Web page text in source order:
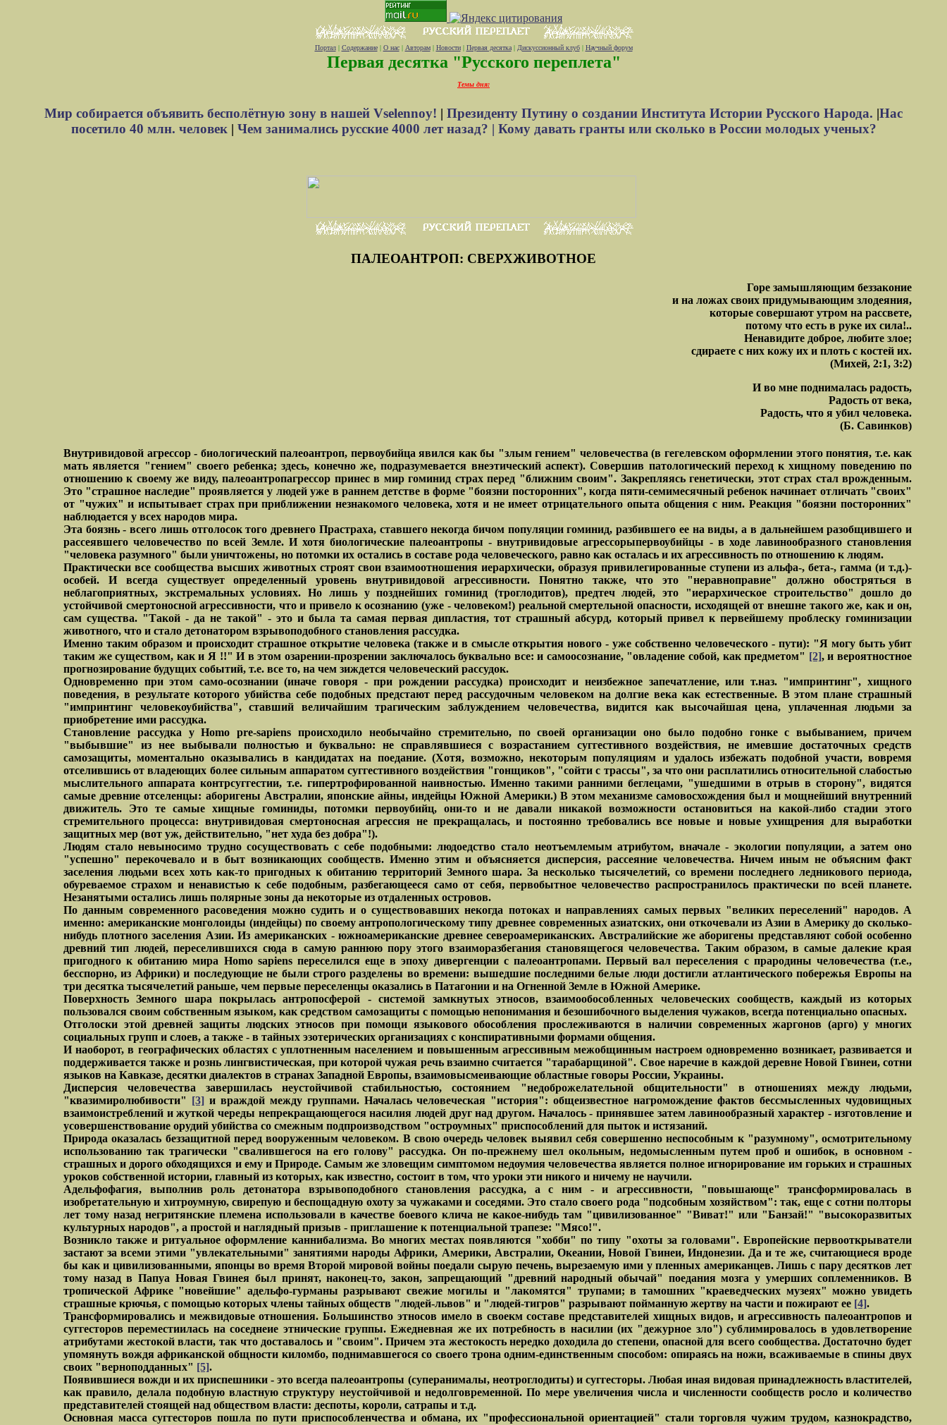
Портал| Содержание| О нас| Авторам| Новости| Первая десятка| Дискуссионный клуб| Научный форум
Первая десятка "Русского переплета"
Темы дня:
Мир собирается объявить бесполётную зону в нашей Vselennoy! | Президенту Путину о создании Института Истории Русского Народа. |Нас
посетило 40 млн. человек| Чем занимались русские 4000 лет назад? | Кому давать гранты или сколько в России молодых ученых?
ПАЛЕОАНТРОП: СВЕРХЖИВОТНОЕ
Горе замышляющим беззаконие
и на ложах своих придумывающим злодеяния,
которые совершают утром на рассвете,
потому что есть в руке их сила!..
Ненавидите доброе, любите злое;
сдираете с них кожу их и плоть с костей их.
(Михей, 2:1, 3:2)
И во мне поднималась радость,
Радость от века,
Радость, что я убил человека.
(Б. Савинков)
Внутривидовой агрессор - биологический палеоантроп, первоубийца явился как бы "злым гением" человечества (в гегелевском оформлении этого понятия, т.е. как
мать является "гением" своего ребенка; здесь, конечно же, подразумевается внеэтический аспект). Совершив патологический переход к хищному поведению по
отношению к своему же виду, палеоантропагрессор принес в мир гоминид страх перед "ближним своим". Закрепляясь генетически, этот страх стал врожденным.
Это "страшное наследие" проявляется у людей уже в раннем детстве в форме "боязни посторонних", когда пяти-семимесячный ребенок начинает отличать "своих"
от "чужих" и испытывает страх при приближении незнакомого человека, хотя и не имеет отрицательного опыта общения с ним. Реакция "боязни посторонних"
наблюдается у всех народов мира.
Эта боязнь - всего лишь отголосок того древнего Прастраха, ставшего некогда бичом популяции гоминид, разбившего ее на виды, а в дальнейшем разобщившего и
рассеявшего человечество по всей Земле. И хотя биологические палеоантропы - внутривидовые агрессорыпервоубийцы - в ходе лавинообразного становления
"человека разумного" были уничтожены, но потомки их остались в составе рода человеческого, равно как осталась и их агрессивность по отношению к людям.
Практически все сообщества высших животных строят свои взаимоотношения иерархически, образуя привилегированные ступени из альфа-, бета-, гамма (и т.д.)-
особей. И всегда существует определенный уровень внутривидовой агрессивности. Понятно также, что это "неравноправие" должно обостряться в
неблагоприятных, экстремальных условиях. Но лишь у позднейших гоминид (троглодитов), предтеч людей, это "иерархическое строительство" дошло до
устойчивой смертоносной агрессивности, что и привело к осознанию (уже - человеком!) реальной смертельной опасности, исходящей от внешне такого же, как и он,
сам существа. "Такой - да не такой" - это и была та самая первая дипластия, тот страшный абсурд, который привел к первейшему проблеску гоминизации
животного, что и стало детонатором взрывоподобного становления рассудка.
Именно таким образом и происходит страшное открытие человека (также и в смысле открытия нового - уже собственно человеческого - пути): "Я могу быть убит
таким же существом, как и Я !!" И в этом озарении-прозрении заключалось буквально все: и самоосознание, "овладение собой, как предметом" [2], и вероятностное
прогнозирование будущих событий, т.е. все то, на чем зиждется человеческий рассудок.
Одновременно при этом само-осознании (иначе говоря - при рождении рассудка) происходит и неизбежное запечатление, или т.наз. "импринтинг", хищного
поведения, в результате которого убийства себе подобных предстают перед рассудочным человеком на долгие века как естественные. В этом плане страшный
"импринтинг человекоубийства", ставший величайшим трагическим заблуждением человечества, видится как высочайшая цена, уплаченная людьми за
приобретение ими рассудка.
Становление рассудка у Homo pre-sapiens происходило необычайно стремительно, по своей организации оно было подобно гонке с выбыванием, причем
"выбывшие" из нее выбывали полностью и буквально: не справлявшиеся с возрастанием суггестивного воздействия, не имевшие достаточных средств
самозащиты, моментально оказывались в кандидатах на поедание. (Хотя, возможно, некоторым популяциям и удалось избежать подобной участи, вовремя
отселившись от владеющих более сильным аппаратом суггестивного воздействия "гонщиков", "сойти с трассы", за что они расплатились относительной слабостью
мыслительного аппарата контрсуггестии, т.е. гипертрофированной наивностью. Именно такими ранними беглецами, "ушедшими в отрыв в сторону", видятся
самые древние отселенцы: аборигены Австралии, японские айны, индейцы Южной Америки.) В этом механизме самовосхождения был и мощнейший внутренний
движитель. Это те самые хищные гоминиды, потомки первоубийц, они-то и не давали никакой возможности остановиться на какой-либо стадии этого
стремительного процесса: внутривидовая смертоносная агрессия не прекращалась, и постоянно требовались все новые и новые ухищрения для выработки
защитных мер (вот уж, действительно, "нет худа без добра"!).
Людям стало невыносимо трудно сосуществовать с себе подобными: людоедство стало неотъемлемым атрибутом, вначале - экологии популяции, а затем оно
"успешно" перекочевало и в быт возникающих сообществ. Именно этим и объясняется дисперсия, рассеяние человечества. Ничем иным не объясним факт
заселения людьми всех хоть как-то пригодных к обитанию территорий Земного шара. За несколько тысячелетий, со времени последнего ледникового периода,
обуреваемое страхом и ненавистью к себе подобным, разбегающееся само от себя, первобытное человечество распространилось практически по всей планете.
Незанятыми остались лишь полярные зоны да некоторые из отдаленных островов.
По данным современного расоведения можно судить и о существовавших некогда потоках и направлениях самых первых "великих переселений" народов. А
именно: американские монголоиды (индейцы) по своему антропологическому типу древнее современных азиатских, они откочевали из Азии в Америку до сколько-
нибудь плотного заселения Азии. Из американских - южноамериканские древнее североамериканских. Австралийские же аборигены представляют собой особенно
древний тип людей, переселившихся сюда в самую раннюю пору этого взаиморазбегания становящегося человечества. Таким образом, в самые далекие края
пригодного к обитанию мира Homo sapiens переселился еще в эпоху дивергенции с палеоантропами. Первый вал переселения с прародины человечества (т.е.,
бесспорно, из Африки) и последующие не были строго разделены во времени: вышедшие последними белые люди достигли атлантического побережья Европы на
три десятка тысячелетий раньше, чем первые переселенцы оказались в Патагонии и на Огненной Земле в Южной Америке.
Поверхность Земного шара покрылась антропосферой - системой замкнутых этносов, взаимообособленных человеческих сообществ, каждый из которых
пользовался своим собственным языком, как средством самозащиты с помощью непонимания и безошибочного выделения чужаков, всегда потенциально опасных.
Отголоски этой древней защиты людских этносов при помощи языкового обособления прослеживаются в наличии современных жаргонов (арго) у многих
социальных групп и слоев, а также - в тайных эзотерических организациях с конспиративными формами общения.
И наоборот, в географических областях с уплотненным населением и повышенным агрессивным межобщинным настроем одновременно возникает, развивается и
поддерживается также и рознь лингвистическая, при которой чужая речь взаимно считается "тарабарщиной". Свое наречие в каждой деревне Новой Гвинеи, сотни
языков на Кавказе, десятки диалектов в странах Западной Европы, взаимовысмеивающие областные говоры России, Украины.
Дисперсия человечества завершилась неустойчивой стабильностью, состоянием "недоброжелательной общительности" в отношениях между людьми,
"квазимиролюбивости" [3] и враждой между группами. Началась человеческая "история": общеизвестное нагромождение фактов бессмысленных чудовищных
взаимоистреблений и жуткой череды непрекращающегося насилия людей друг над другом. Началось - принявшее затем лавинообразный характер - изготовление и
усовершенствование орудий убийства со смежным подпроизводством "остроумных" приспособлений для пыток и истязаний.
Природа оказалась беззащитной перед вооруженным человеком. В свою очередь человек выявил себя совершенно неспособным к "разумному", осмотрительному
использованию так трагически "свалившегося на его голову" рассудка. Он по-прежнему шел окольным, недомысленным путем проб и ошибок, в основном -
страшных и дорого обходящихся и ему и Природе. Самым же зловещим симптомом недоумия человечества является полное игнорирование им горьких и страшных
уроков собственной истории, главный из которых, как известно, состоит в том, что уроки эти никого и ничему не научили.
Адельфофагия, выполнив роль детонатора взрывоподобного становления рассудка, а с ним - и агрессивности, "повышающе" трансформировалась в
изобретательную и хитроумную, свирепую и беспощадную охоту за чужаками и соседями. Это стало своего рода "подсобным хозяйством": так, еще с сотни полторы
лет тому назад негритянские племена использовали в качестве боевого клича не какое-нибудь там "цивилизованное" "Виват!" или "Банзай!" "высокоразвитых
культурных народов", а простой и наглядный призыв - приглашение к потенциальной трапезе: "Мясо!".
Возникло также и ритуальное оформление каннибализма. Во многих местах появляются "хобби" по типу "охоты за головами". Европейские первооткрыватели
застают за всеми этими "увлекательными" занятиями народы Африки, Америки, Австралии, Океании, Новой Гвинеи, Индонезии. Да и те же, считающиеся вроде
бы как и цивилизованными, японцы во время Второй мировой войны поедали сырую печень, вырезаемую ими у пленных американцев. Лишь с пару десятков лет
тому назад в Папуа Новая Гвинея был принят, наконец-то, закон, запрещающий "древний народный обычай" поедания мозга у умерших соплеменников. В
тропической Африке "новейшие" адельфо-гурманы разрывают свежие могилы и "лакомятся" трупами; в тамошних "краеведческих музеях" можно увидеть
страшные крючья, с помощью которых члены тайных обществ "людей-львов" и "людей-тигров" разрывают пойманную жертву на части и пожирают ее [4].
Трансформировались и межвидовые отношения. Большинство этносов имело в своекм составе представителей хищных видов, и агрессивность палеоантропов и
суггесторов переместиилась на соседнеие этнические группы. Ежедневная же их потребность в насилии (их "дежурное зло") сублимировалось в удовлетворение
атрибутами жестокой власти, так что доставалось и "своим". Причем эта жестокость нередко доходила до степени, опасной для всего сообщества. Достаточно будет
упомянуть вождя африканской общности киломбо, поднимавшегося со своего трона одним-единственным способом: опираясь на ножи, всаживаемые в спины двух
своих "верноподданных" [5].
Появившиеся вожди и их приспешники - это всегда палеоантропы (суперанималы, неотроглодиты) и суггесторы. Любая иная видовая принадлежность властителей,
как правило, делала подобную властную структуру неустойчивой и недолговременной. По мере увеличения числа и численности сообществ росло и количество
представителей стоящей над обществом власти: деспоты, короли, сатрапы и т.д.
Основная масса суггесторов пошла по пути приспособленчества и обмана, их "профессиональной ориентацией" стали торговля чужим трудом, казнокрадство,